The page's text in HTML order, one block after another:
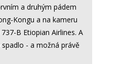
a druhým pádem
Kongu a na kameru
B Etiopian Airlines. A
- a možná právě